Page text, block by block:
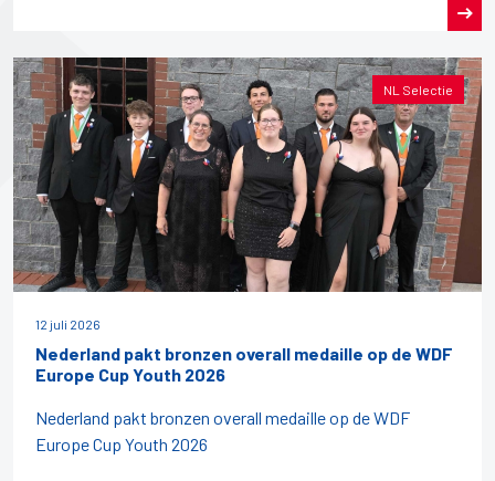
NL Selectie
12 juli 2026
Nederland pakt bronzen overall medaille op de WDF
Europe Cup Youth 2026
Nederland pakt bronzen overall medaille op de WDF
Europe Cup Youth 2026